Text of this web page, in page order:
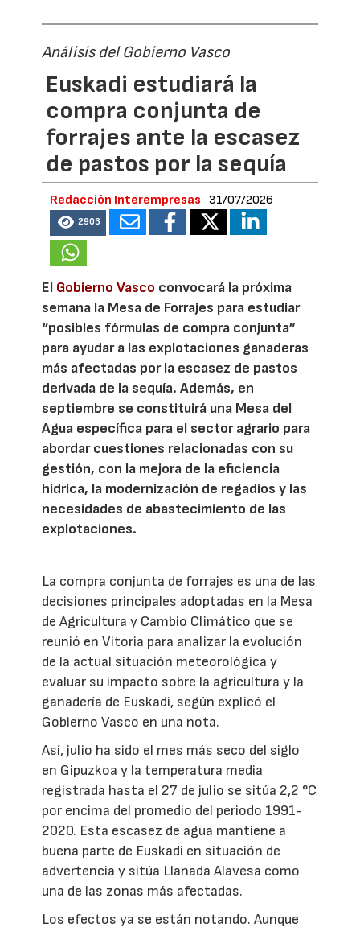
Análisis del Gobierno Vasco
Euskadi estudiará la
compra conjunta de
forrajes ante la escasez
de pastos por la sequía
Redacción Interempresas 31/07/2026
2903
El Gobierno Vasco convocará la próxima
semana la Mesa de Forrajes para estudiar
“posibles fórmulas de compra conjunta”
para ayudar a las explotaciones ganaderas
más afectadas por la escasez de pastos
derivada de la sequía. Además, en
septiembre se constituirá una Mesa del
Agua específica para el sector agrario para
abordar cuestiones relacionadas con su
gestión, con la mejora de la eficiencia
hídrica, la modernización de regadíos y las
necesidades de abastecimiento de las
explotaciones.
La compra conjunta de forrajes es una de las
decisiones principales adoptadas en la Mesa
de Agricultura y Cambio Climático que se
reunió en Vitoria para analizar la evolución
de la actual situación meteorológica y
evaluar su impacto sobre la agricultura y la
ganadería de Euskadi, según explicó el
Gobierno Vasco en una nota.
Así, julio ha sido el mes más seco del siglo
en Gipuzkoa y la temperatura media
registrada hasta el 27 de julio se sitúa 2,2 °C
por encima del promedio del periodo 1991-
2020. Esta escasez de agua mantiene a
buena parte de Euskadi en situación de
advertencia y sitúa Llanada Alavesa como
una de las zonas más afectadas.
Los efectos ya se están notando. Aunque